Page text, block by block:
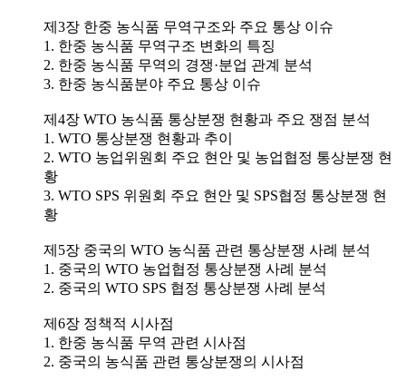
제3장 한중 농식품 무역구조와 주요 통상 이슈
1. 한중 농식품 무역구조 변화의 특징
2. 한중 농식품 무역의 경쟁·분업 관계 분석
3. 한중 농식품분야 주요 통상 이슈
제4장 WTO 농식품 통상분쟁 현황과 주요 쟁점 분석
1. WTO 통상분쟁 현황과 추이
2. WTO 농업위원회 주요 현안 및 농업협정 통상분쟁 현
황
3. WTO SPS 위원회 주요 현안 및 SPS협정 통상분쟁 현
황
제5장 중국의 WTO 농식품 관련 통상분쟁 사례 분석
1. 중국의 WTO 농업협정 통상분쟁 사례 분석
2. 중국의 WTO SPS 협정 통상분쟁 사례 분석
제6장 정책적 시사점
1. 한중 농식품 무역 관련 시사점
2. 중국의 농식품 관련 통상분쟁의 시사점